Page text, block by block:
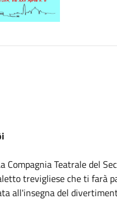
Compagnia Teatrale del
trevigliese che ti farà
all'insegna del